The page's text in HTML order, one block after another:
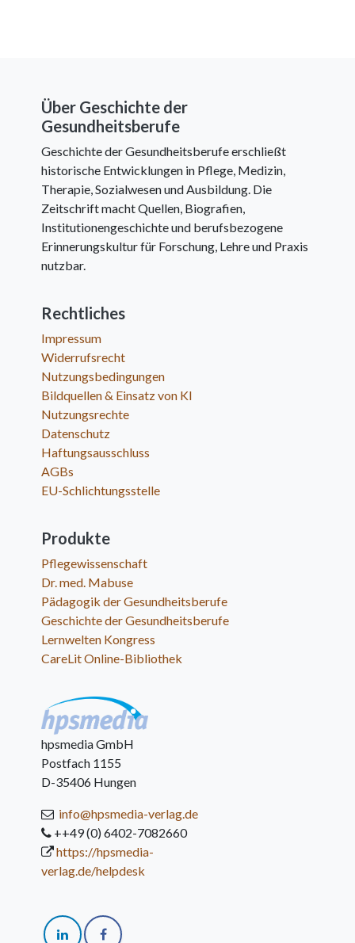
Über Geschichte der
Gesundheitsberufe
Geschichte der Gesundheitsberufe erschließt
historische Entwicklungen in Pflege, Medizin,
Therapie, Sozialwesen und Ausbildung. Die
Zeitschrift macht Quellen, Biografien,
Institutionengeschichte und berufsbezogene
Erinnerungskultur für Forschung, Lehre und Praxis
nutzbar.
Rechtliches
Impressum
Widerrufsrecht
Nutzungsbedingungen
Bildquellen & Einsatz von KI
Nutzungsrechte
Datenschutz
Haftungsausschluss
AGBs
EU-Schlichtungsstelle
Produkte
Pflegewissenschaft
Dr. med. Mabuse
Pädagogik der Gesundheitsberufe
Geschichte der Gesundheitsberufe
Lernwelten Kongress
CareLit Online-Bibliothek
hpsmedia GmbH
Postfach 1155
D-35406 Hungen
info@hpsmedia-verlag.de
++49 (0) 6402-7082660
https://hpsmedia-
verlag.de/helpdesk